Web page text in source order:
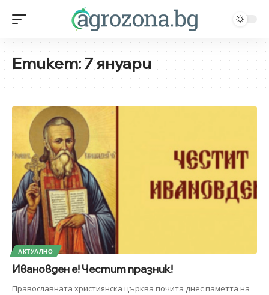
Етикет:7 януари
АКТУАЛНО
Ивановден е! Честит празник!
Православната християнска църква почита днес паметта на